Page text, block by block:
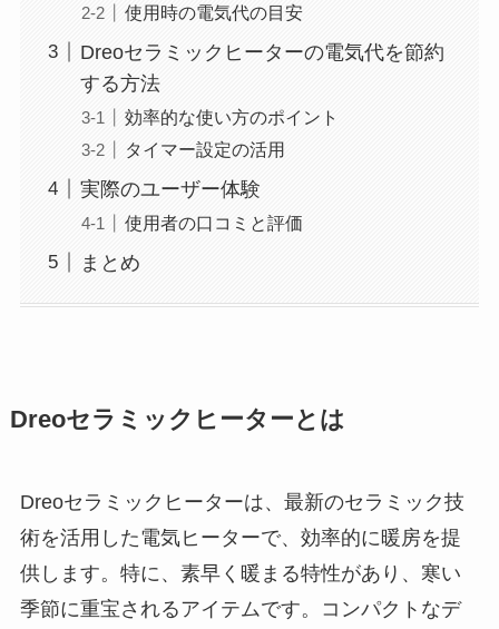
使用時の電気代の目安
Dreoセラミックヒーターの電気代を節約
する方法
効率的な使い方のポイント
タイマー設定の活用
実際のユーザー体験
使用者の口コミと評価
まとめ
Dreoセラミックヒーターとは
Dreoセラミックヒーターは、最新のセラミック技
術を活用した電気ヒーターで、効率的に暖房を提
供します。特に、素早く暖まる特性があり、寒い
季節に重宝されるアイテムです。コンパクトなデ